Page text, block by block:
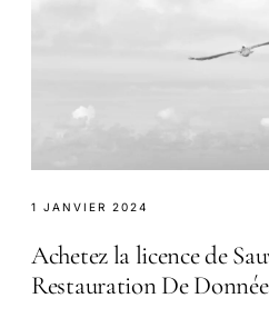
1 JANVIER 2024
Achetez la licence de
Restauration De